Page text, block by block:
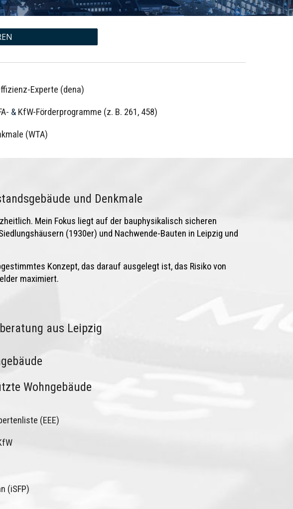
Experte (dena)
- & KfW-Förderprogramme (z. B. 261, 458)
(WTA)
und Denkmale
Mein Fokus liegt auf der bauphysikalisch sicheren
(1930er) und Nachwende-Bauten in Leipzig und
Konzept, das darauf ausgelegt ist, das Risiko von
maximiert.
aus Leipzig
Wohngebäude
(EEE)
(iSFP)